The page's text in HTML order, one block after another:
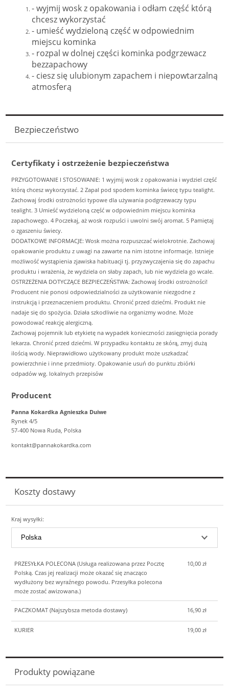
- wyjmij wosk z opakowania i odłam część którą
chcesz wykorzystać
- umieść wydzieloną część w odpowiednim
miejscu kominka
- rozpal w dolnej części kominka podgrzewacz
bezzapachowy
- ciesz się ulubionym zapachem i niepowtarzalną
atmosferą
Bezpieczeństwo
Certyfikaty i ostrzeżenie bezpieczeństwa
PRZYGOTOWANIE I STOSOWANIE: 1 wyjmij wosk z opakowania i wydziel część
którą chcesz wykorzystać. 2 Zapal pod spodem kominka świecę typu tealight.
Zachowaj środki ostrożności typowe dla używania podgrzewaczy typu
tealight. 3 Umieść wydzieloną część w odpowiednim miejscu kominka
zapachowego. 4 Poczekaj, aż wosk rozpuści i uwolni swój aromat. 5 Pamiętaj
o zgaszeniu świecy.
DODATKOWE INFORMACJE: Wosk można rozpuszczać wielokrotnie. Zachowaj
opakowanie produktu z uwagi na zawarte na nim istotne informacje. Istnieje
możliwość wystąpienia zjawiska habituacji tj. przyzwyczajenia się do zapachu
produktu i wrażenia, że wydziela on słaby zapach, lub nie wydziela go wcale.
OSTRZEŻENIA DOTYCZĄCE BEZPIECZEŃSTWA: Zachowaj środki ostrożności!
Producent nie ponosi odpowiedzialności za użytkowanie niezgodne z
instrukcją i przeznaczeniem produktu. Chronić przed dziećmi. Produkt nie
nadaje się do spożycia. Działa szkodliwie na organizmy wodne. Może
powodować reakcję alergiczną.
Zachowaj pojemnik lub etykietę na wypadek konieczności zasięgnięcia porady
lekarza. Chronić przed dziećmi. W przypadku kontaktu ze skórą, zmyj dużą
ilością wody. Nieprawidłowo użytkowany produkt może uszkadzać
powierzchnie i inne przedmioty. Opakowanie usuń do punktu zbiórki
odpadów wg. lokalnych przepisów
Producent
Panna Kokardka Agnieszka Duiwe
Rynek 4/5
57-400 Nowa Ruda, Polska
kontakt@pannakokardka.com
Koszty dostawy
Kraj wysyłki:
PRZESYŁKA POLECONA(Usługa realizowana przez Pocztę
Polską. Czas jej realizacji może okazać się znacząco
wydłużony bez wyraźnego powodu. Przesyłka polecona
może zostać awizowana.)
10,00 zł
PACZKOMAT(Najszybsza metoda dostawy) 16,90 zł
KURIER 19,00 zł
Produkty powiązane